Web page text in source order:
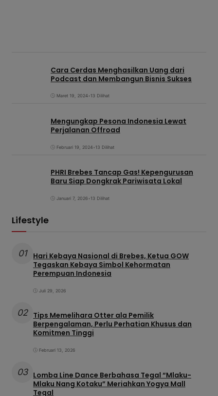
Cara Cerdas Menghasilkan Uang dari
Podcast dan Membangun Bisnis Sukses
Maret 19, 2024•13 Dilihat
Mengungkap Pesona Indonesia Lewat
Perjalanan Offroad
Februari 19, 2024•13 Dilihat
PHRI Brebes Tancap Gas! Kepengurusan
Baru Siap Dongkrak Pariwisata Lokal
Januari 7, 2026•13 Dilihat
Lifestyle
01
Hari Kebaya Nasional di Brebes, Ketua GOW
Tegaskan Kebaya Simbol Kehormatan
Perempuan Indonesia
Juli 29, 2026
02 Tips Memelihara Otter ala Pemilik
Berpengalaman, Perlu Perhatian Khusus dan
Komitmen Tinggi
Februari 13, 2026
03 Lomba Line Dance Berbahasa Tegal “Mlaku-
Mlaku Nang Kotaku” Meriahkan Yogya Mall
Tegal